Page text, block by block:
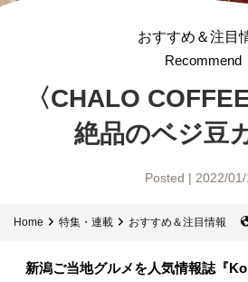
おすすめ＆注目
Recommend
〈CHALO
絶品のベジ豆
Posted | 2022/
Home 特集・連載 おすすめ＆注目情報
新潟ご当地グルメを人気情報誌 『